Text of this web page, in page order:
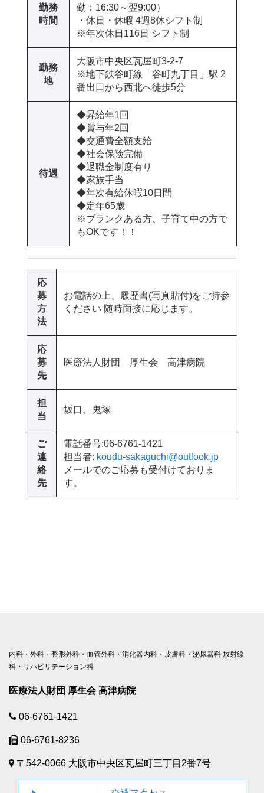
勤務
時間
勤：16:30～翌9:00）
・休日・休暇 4週8休シフト制
※年次休日116日 シフト制
勤務
地
大阪市中央区瓦屋町3-2-7
※地下鉄谷町線「谷町九丁目」駅 2
番出口から西北へ徒歩5分
待遇
◆昇給年1回
◆賞与年2回
◆交通費全額支給
◆社会保険完備
◆退職金制度有り
◆家族手当
◆年次有給休暇10日間
◆定年65歳
※ブランクある方、子育て中の方で
もOKです！！
応
募
方
法
お電話の上、履歴書(写真貼付)をご持参
ください 随時面接に応じます。
応
募
先
医療法人財団 厚生会 高津病院
担
当
坂口、鬼塚
ご
連
絡
先
電話番号:06-6761-1421
担当者: koudu-sakaguchi@outlook.jp
メールでのご応募も受付けておりま
す。
内科・外科・整形外科・血管外科・消化器内科・皮膚科・泌尿器科 放射線
科・リハビリテーション科
医療法人財団 厚生会 高津病院
06-6761-1421
06-6761-8236
〒542-0066 大阪市中央区瓦屋町三丁目2番7号